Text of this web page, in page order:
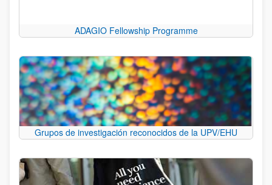
ADAGIO Fellowship Programme
Grupos de investigación reconocidos de la UPV/EHU